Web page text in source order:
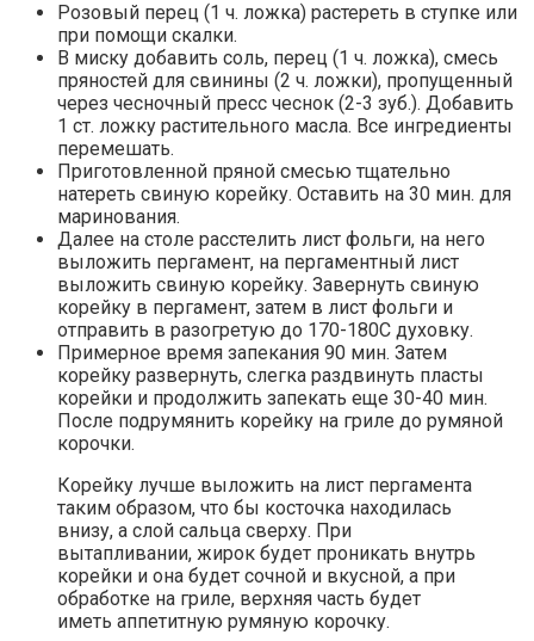
Розовый перец (1 ч. ложка) растереть в ступке или
при помощи скалки.
В миску добавить соль, перец (1 ч. ложка), смесь
пряностей для свинины (2 ч. ложки), пропущенный
через чесночный пресс чеснок (2-3 зуб.). Добавить
1 ст. ложку растительного масла. Все ингредиенты
перемешать.
Приготовленной пряной смесью тщательно
натереть свиную корейку. Оставить на 30 мин. для
маринования.
Далее на столе расстелить лист фольги, на него
выложить пергамент, на пергаментный лист
выложить свиную корейку. Завернуть свиную
корейку в пергамент, затем в лист фольги и
отправить в разогретую до 170-180С духовку.
Примерное время запекания 90 мин. Затем
корейку развернуть, слегка раздвинуть пласты
корейки и продолжить запекать еще 30-40 мин.
После подрумянить корейку на гриле до румяной
корочки.
Корейку лучше выложить на лист пергамента
таким образом, что бы косточка находилась
внизу, а слой сальца сверху. При
вытапливании, жирок будет проникать внутрь
корейки и она будет сочной и вкусной, а при
обработке на гриле, верхняя часть будет
иметь аппетитную румяную корочку.